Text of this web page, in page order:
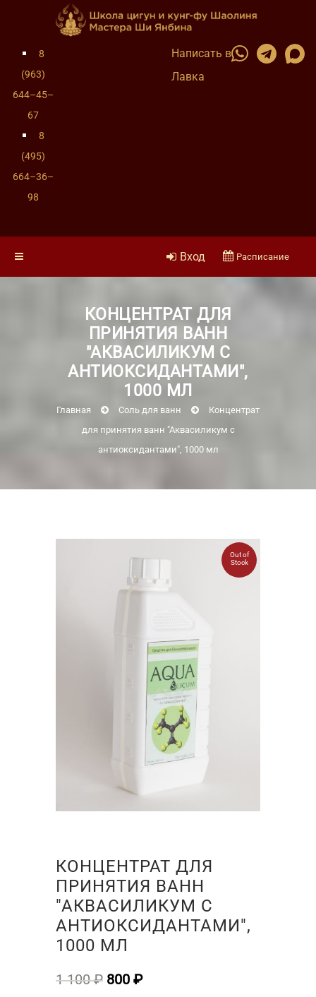
8
(963)
644–45–
67
8
(495)
664–36–
98
Написать в
Лавка
Вход Расписание
КОНЦЕНТРАТ ДЛЯ
ПРИНЯТИЯ ВАНН
"АКВАСИЛИКУМ С
АНТИОКСИДАНТАМИ",
1000 МЛ
Главная Соль для ванн
Концентрат
для принятия ванн "Аквасиликум с
антиоксидантами", 1000 мл
Out of
Stock
КОНЦЕНТРАТ ДЛЯ
ПРИНЯТИЯ ВАНН
"АКВАСИЛИКУМ С
АНТИОКСИДАНТАМИ",
1000 МЛ
1 100₽ Первоначальная
800 ₽Текущая